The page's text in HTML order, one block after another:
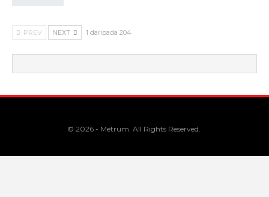
PREV NEXT 1 daripada 204
© 2026 - Metrum. All Rights Reserved.